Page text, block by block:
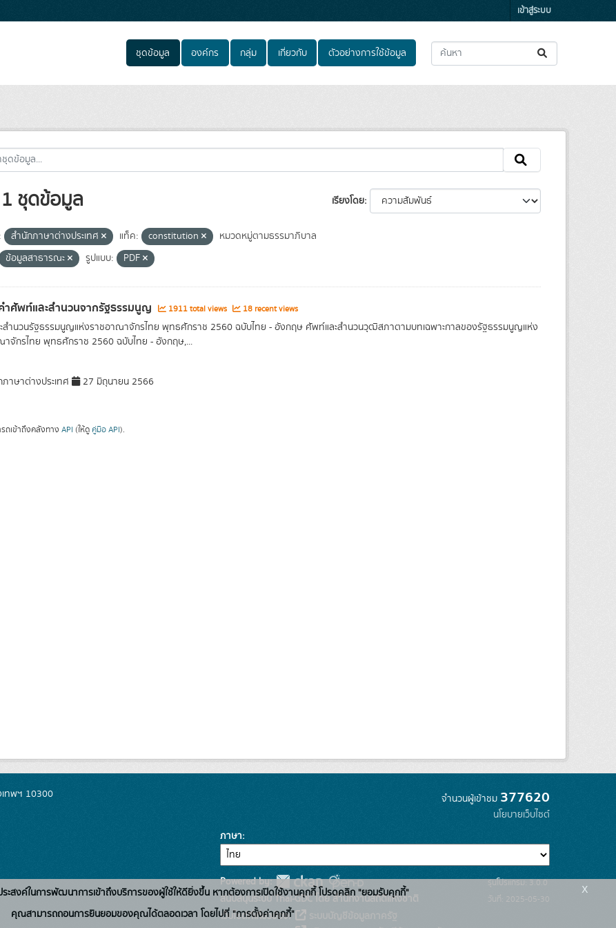
เข้าสู่ระบบ
ชุดข้อมูล องค์กร กลุ่ม เกี่ยวกับ ตัวอย่างการใช้ข้อมูล
เรียงโดย
ชุดข้อมูล
สำนักภาษาต่างประเทศ แท็ค: constitution
หมวดหมู่ตามธรรมาภิบาล
ข้อมูลสาธารณะ รูปแบบ: PDF
ศัพท์และสำนวนจากรัฐธรรมนูญ 1911 total views 18 recent views
สำนวนรัฐธรรมนูญแห่งราชอาณาจักรไทย พุทธศักราช 2560 ฉบับไทย - อังกฤษ ศัพท์และสำนวนวุฒิสภาตามบทเฉพาะกาลของรัฐธรรมนูญแห่ง
าจักรไทย พุทธศักราช 2560 ฉบับไทย - อังกฤษ,...
าษาต่างประเทศ 27 มิถุนายน 2566
ถเข้าถึงคลังทาง API (ให้ดู คู่มือ API).
เทพฯ 10300
จำนวนผู้เข้าชม 377620
นโยบายเว็บไซต์
ภาษา
Powered by:
สนับสนุนระบบ Thai-GDC โดย สำนักงานสถิติแห่งชาติ
เว็บไซต์ที่เกี่ยวข้อง:
รุ่นโปรแกรม: 3.0.0
วันที่: 2025-05-30
ระสงค์ในการพัฒนาการเข้าถึงบริการของผู้ใช้ให้ดียิ่งขึ้น หากต้องการเปิดใช้งานคุกกี้ โปรดคลิก "ยอมรับคุกกี้"
คุณสามารถถอนการยินยอมของคุณได้ตลอดเวลา โดยไปที่ "การตั้งค่าคุกกี้"
x